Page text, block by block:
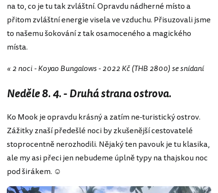
na to, co je tu tak zvláštní. Opravdu nádherné místo a
přitom zvláštní energie visela ve vzduchu. Přisuzovali jsme
to našemu šokování z tak osamoceného a magického
místa.
« 2 noci - Koyao Bungalows - 2022 Kč (THB 2800) se snídaní
Neděle 8. 4. - Druhá strana ostrova.
Ko Mook je opravdu krásný a zatím ne-turistický ostrov.
Zážitky znaší předešlé noci by zkušenější cestovatelé
stoprocentně nerozhodili. Nějaký ten pavouk je tu klasika,
ale my asi přeci jen nebudeme úplně typy na thajskou noc
pod širákem. ☺